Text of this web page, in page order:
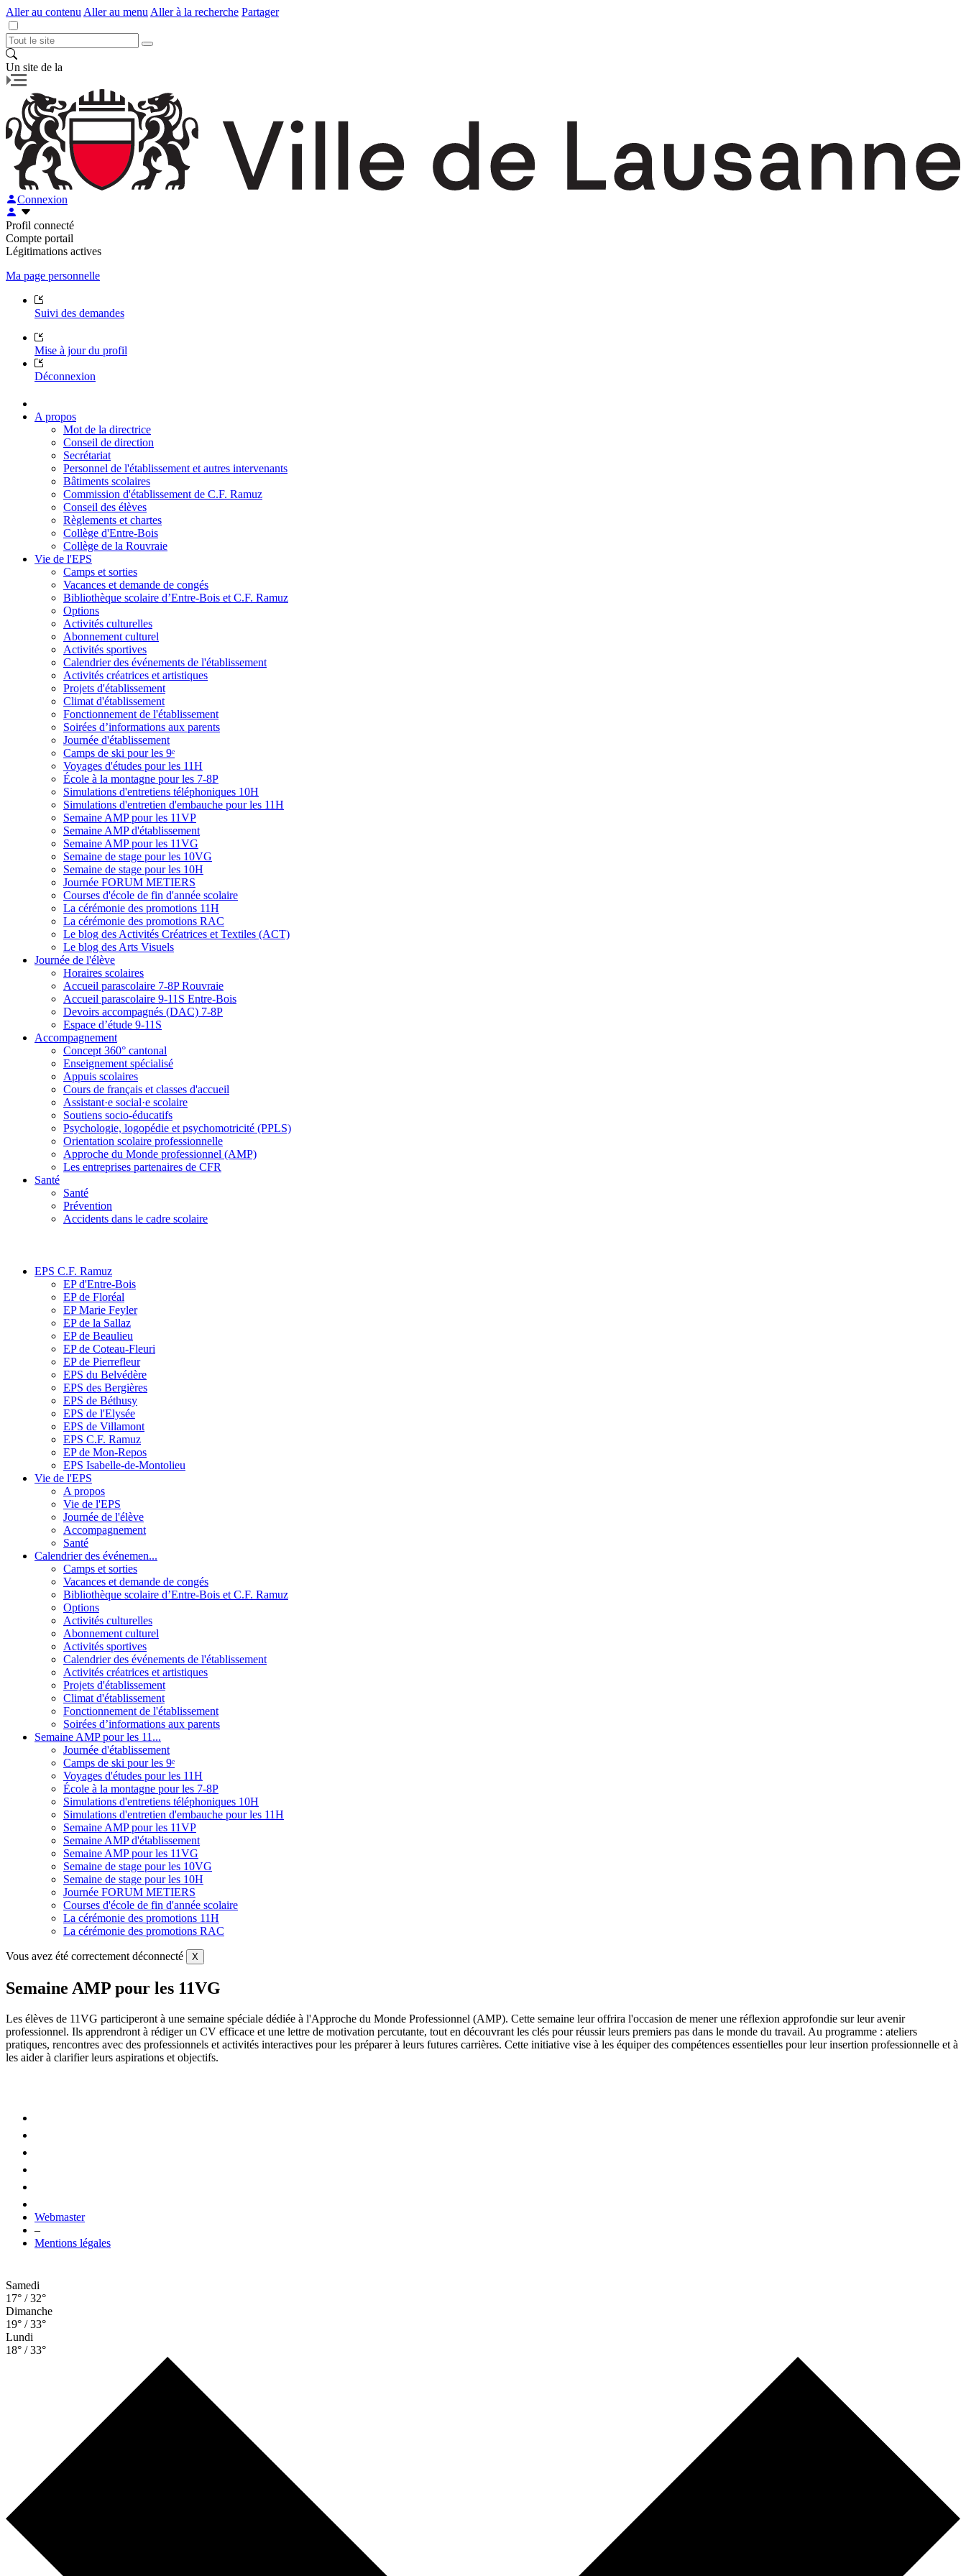
Aller au contenu Aller au menu Aller à la recherche Partager
Un site de la
Connexion
Profil connecté
Compte portail
Légitimations actives
Ma page personnelle
Suivi des demandes
Mise à jour du profil
Déconnexion
A propos
Mot de la directrice
Conseil de direction
Secrétariat
Personnel de l'établissement et autres intervenants
Bâtiments scolaires
Commission d'établissement de C.F. Ramuz
Conseil des élèves
Règlements et chartes
Collège d'Entre-Bois
Collège de la Rouvraie
Vie de l'EPS
Camps et sorties
Vacances et demande de congés
Bibliothèque scolaire d’Entre-Bois et C.F. Ramuz
Options
Activités culturelles
Abonnement culturel
Activités sportives
Calendrier des événements de l'établissement
Activités créatrices et artistiques
Projets d'établissement
Climat d'établissement
Fonctionnement de l'établissement
Soirées d’informations aux parents
Journée d'établissement
Camps de ski pour les 9ᵉ
Voyages d'études pour les 11H
École à la montagne pour les 7-8P
Simulations d'entretiens téléphoniques 10H
Simulations d'entretien d'embauche pour les 11H
Semaine AMP pour les 11VP
Semaine AMP d'établissement
Semaine AMP pour les 11VG
Semaine de stage pour les 10VG
Semaine de stage pour les 10H
Journée FORUM METIERS
Courses d'école de fin d'année scolaire
La cérémonie des promotions 11H
La cérémonie des promotions RAC
Le blog des Activités Créatrices et Textiles (ACT)
Le blog des Arts Visuels
Journée de l'élève
Horaires scolaires
Accueil parascolaire 7-8P Rouvraie
Accueil parascolaire 9-11S Entre-Bois
Devoirs accompagnés (DAC) 7-8P
Espace d’étude 9-11S
Accompagnement
Concept 360° cantonal
Enseignement spécialisé
Appuis scolaires
Cours de français et classes d'accueil
Assistant·e social·e scolaire
Soutiens socio-éducatifs
Psychologie, logopédie et psychomotricité (PPLS)
Orientation scolaire professionnelle
Approche du Monde professionnel (AMP)
Les entreprises partenaires de CFR
Santé
Santé
Prévention
Accidents dans le cadre scolaire
EPS C.F. Ramuz
EP d'Entre-Bois
EP de Floréal
EP Marie Feyler
EP de la Sallaz
EP de Beaulieu
EP de Coteau-Fleuri
EP de Pierrefleur
EPS du Belvédère
EPS des Bergières
EPS de Béthusy
EPS de l'Elysée
EPS de Villamont
EPS C.F. Ramuz
EP de Mon-Repos
EPS Isabelle-de-Montolieu
Vie de l'EPS
A propos
Vie de l'EPS
Journée de l'élève
Accompagnement
Santé
Calendrier des événemen...
Camps et sorties
Vacances et demande de congés
Bibliothèque scolaire d’Entre-Bois et C.F. Ramuz
Options
Activités culturelles
Abonnement culturel
Activités sportives
Calendrier des événements de l'établissement
Activités créatrices et artistiques
Projets d'établissement
Climat d'établissement
Fonctionnement de l'établissement
Soirées d’informations aux parents
Semaine AMP pour les 11...
Journée d'établissement
Camps de ski pour les 9ᵉ
Voyages d'études pour les 11H
École à la montagne pour les 7-8P
Simulations d'entretiens téléphoniques 10H
Simulations d'entretien d'embauche pour les 11H
Semaine AMP pour les 11VP
Semaine AMP d'établissement
Semaine AMP pour les 11VG
Semaine de stage pour les 10VG
Semaine de stage pour les 10H
Journée FORUM METIERS
Courses d'école de fin d'année scolaire
La cérémonie des promotions 11H
La cérémonie des promotions RAC
Vous avez été correctement déconnecté X
Semaine AMP pour les 11VG
Les élèves de 11VG participeront à une semaine spéciale dédiée à l'Approche du Monde Professionnel (AMP). Cette semaine leur offrira l'occasion de mener une réflexion approfondie sur leur avenir
professionnel. Ils apprendront à rédiger un CV efficace et une lettre de motivation percutante, tout en découvrant les clés pour réussir leurs premiers pas dans le monde du travail. Au programme : ateliers
pratiques, rencontres avec des professionnels et activités interactives pour les préparer à leurs futures carrières. Cette initiative vise à les équiper des compétences essentielles pour leur insertion professionnelle et à
les aider à clarifier leurs aspirations et objectifs.
Webmaster
–
Mentions légales
Samedi
17° / 32°
Dimanche
19° / 33°
Lundi
18° / 33°